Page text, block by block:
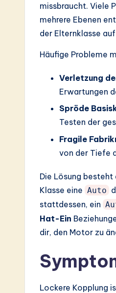
missbraucht. Viele
mehrere Ebenen
der Elternklasse
Häufige Probleme
Verletzung
Erwartungen
Spröde
Testen der
Fragile
von der Tiefe
Die Lösung
Klasse eine Auto
stattdessen, ein
Hat-Ein
dir, den Motor zu
Lockere Kopplung